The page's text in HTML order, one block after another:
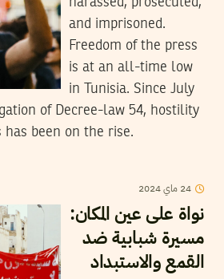
and imprisoned.
Freedom of the press
is at an all-time low
in Tunisia. Since July
of Decree-law 54, hostility
been on the rise.
24 ماي2024
نواة على عين المكان:
مسيرة شبابية ضد
القمع والاستبداد